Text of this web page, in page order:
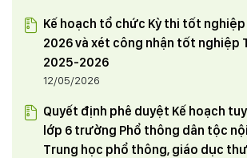
Kế hoạch tổ chức Kỳ thi tốt nghiệp
2026 và xét công nhận tốt nghiệp
2025-2026
12/05/2026
Quyết định phê duyệt Kế hoạch
lớp 6 trường Phổ thông dân tộc
Trung học phổ thông, giáo dục